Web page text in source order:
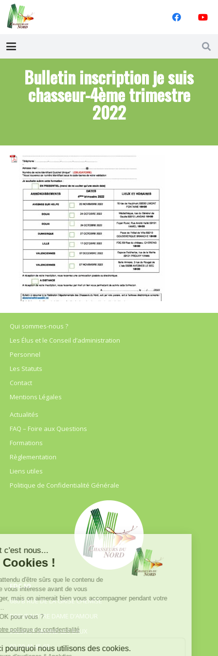
Bulletin inscription je suis
chasseur-4ème trimestre
2022
Qui sommes-nous ?
Les Élus et le Conseil d’administration
Personnel
Les Statuts
Contact
Mentions Légales
Actualités
FAQ – Foire aux Questions
Formations
Règlementation
Liens utiles
Politique de Confidentialité Générale
FDC 59
680 B RUE DE LA GRISE CHEMISE
DREVE NOTRE DAME D’AMOUR
59230 ST AMAND LES EAUX
03.20.41.45.63